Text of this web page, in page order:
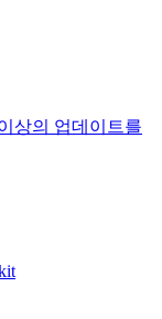
상의 업데이트를